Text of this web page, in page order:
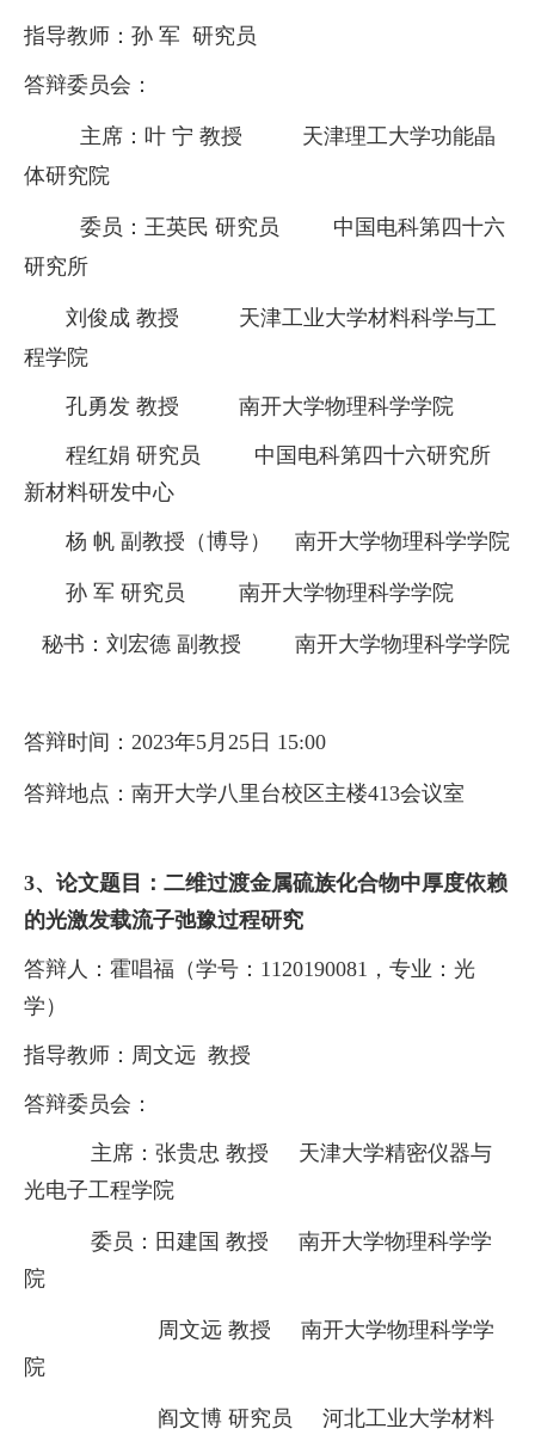
指导教师： 孙 军 研究员
答辩委员会：
主席： 叶 宁 教授
天津理工大学功能晶
体研究院
委员 ：王英民 研究员 中国电科第四十六
研究所
刘俊成 教授 天津工业大学材料科学与工
程学院
孔勇发 教授 南开大学物理科学学院
程红娟 研究员 中国电科第四十六研究所
新材料研发中心
杨 帆 副教授（博导） 南开大学物理科学学院
孙 军 研究员 南开大学物理科学学院
秘书 ： 刘宏德 副教授 南开大学物理科学学院
答辩时间： 2023年5月 25 日 15:00
答辩地点： 南开大学八里台校区主楼413会议室
3、论文题目：二维过渡金属硫族化合物中厚度依赖
的光激发载流子弛豫过程研究
答辩人： 霍唱福（学号： 1120190081 ，专业：光
学）
指导教师： 周文远 教授
答辩委员会：
主席： 张贵忠 教授
天津大学精密仪器与
光电子工程学院
委员： 田建国 教授
南开大学物理科学学
院
周文远 教授
南开大学物理科学学
院
阎文博 研究员 河北工业大学材料